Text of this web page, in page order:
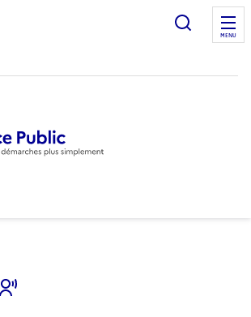
Ouvrir
MENU